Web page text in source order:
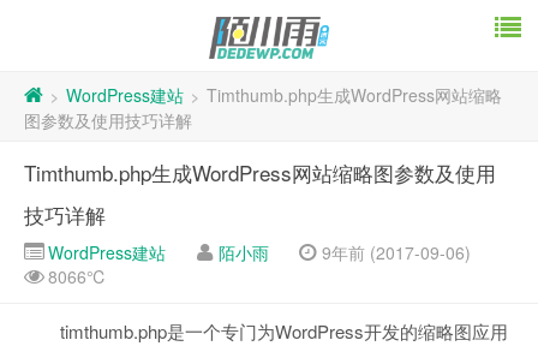
> WordPress建站 > Timthumb.php生成WordPress网站缩略
图参数及使用技巧详解
Timthumb.php生成WordPress网站缩略图参数及使用
技巧详解
WordPress建站 陌小雨
9年前 (2017-09-06)
8066℃
timthumb.php是一个专门为WordPress开发的缩略图应用